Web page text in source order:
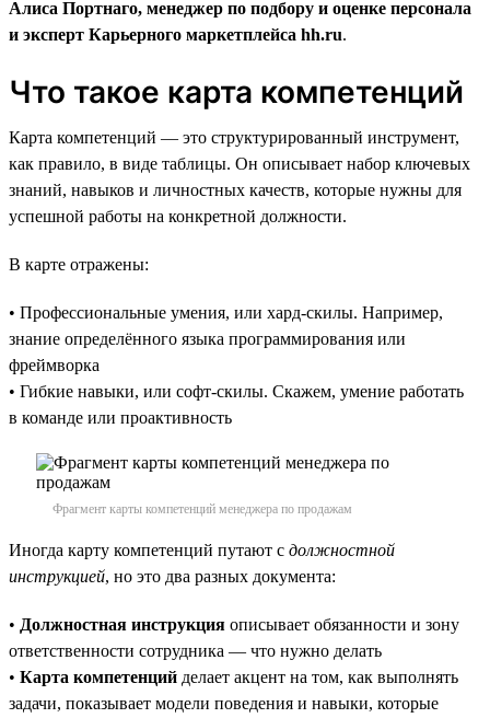
Алиса Портнаго, менеджер по подбору и оценке персонала
и эксперт Карьерного маркетплейса hh.ru.
Что такое карта компетенций
Карта компетенций — это структурированный инструмент,
как правило, в виде таблицы. Он описывает набор ключевых
знаний, навыков и личностных качеств, которые нужны для
успешной работы на конкретной должности.
В карте отражены:
• Профессиональные умения, или хард-скилы. Например,
знание определённого языка программирования или
фреймворка
• Гибкие навыки, или софт-скилы. Скажем, умение работать
в команде или проактивность
Фрагмент карты компетенций менеджера по продажам
Иногда карту компетенций путают с должностной
инструкцией, но это два разных документа:
• Должностная инструкция описывает обязанности и зону
ответственности сотрудника — что нужно делать
• Карта компетенций делает акцент на том, как выполнять
задачи, показывает модели поведения и навыки, которые